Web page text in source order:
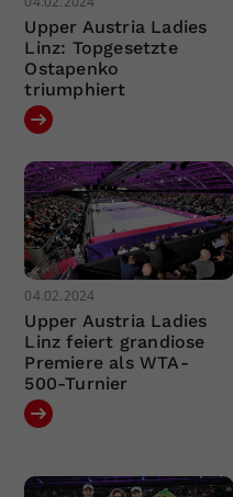
Upper Austria Ladies
Linz: Topgesetzte
Ostapenko
triumphiert
04.02.2024
Upper Austria Ladies
Linz feiert grandiose
Premiere als WTA-
500-Turnier